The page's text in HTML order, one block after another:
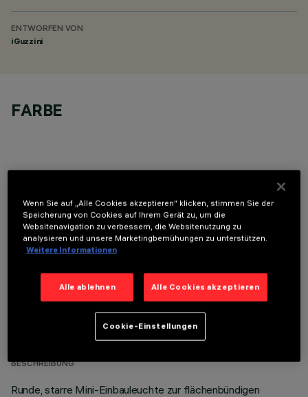
ENTWORFEN VON
iGuzzini
FARBE
OPTIONALE KOMPONENTEN
TECHNISCHE DATEN
LETZTES UPDATE: 05.08.2026
BESCHREIBUNG
Runde, starre Mini-Einbauleuchte zur flächenbündigen
Wenn Sie auf „Alle Cookies akzeptieren“ klicken, stimmen Sie der
Speicherung von Cookies auf Ihrem Gerät zu, um die
Websitenavigation zu verbessern, die Websitenutzung zu
analysieren und unsere Marketingbemühungen zu unterstützen.
Weitere Informationen
Alle ablehnen Alle Cookies akzeptieren
Cookie-Einstellungen